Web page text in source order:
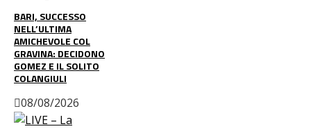
BARI, SUCCESSO
NELL’ULTIMA
AMICHEVOLE COL
GRAVINA: DECIDONO
GOMEZ E IL SOLITO
COLANGIULI
08/08/2026